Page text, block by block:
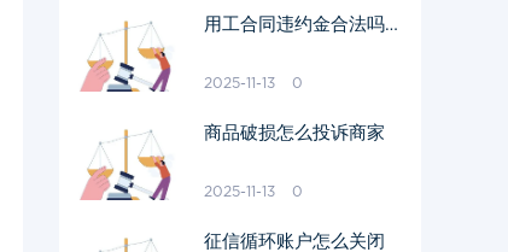
用工合同违约金合法吗怎
2025-11-13 0
商品破损怎么投诉商家
2025-11-13 0
征信循环账户怎么关闭